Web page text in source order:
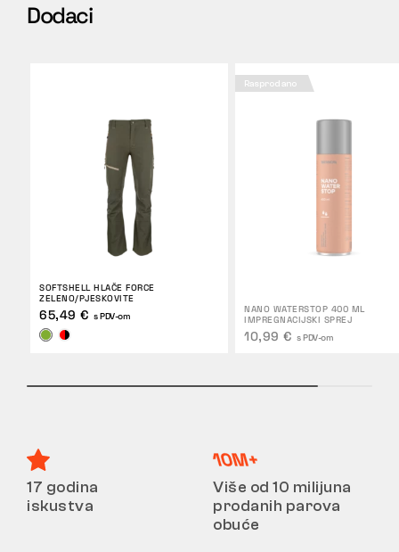
Dodaci
SOFTSHELL HLAČE FORCE
ZELENO/PJESKOVITE
65,49 € s PDV-om
Rasprodano
NANO WATERSTOP 400 ML
IMPREGNACIJSKI SPREJ
10,99 € s PDV-om
17 godina
iskustva
Više od 10 milijuna
prodanih parova
obuće